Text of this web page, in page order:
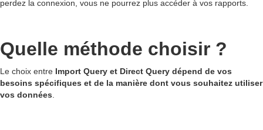
perdez la connexion, vous ne pourrez plus accéder à vos rapports.
Quelle méthode choisir ?
Le choix entre Import Query et Direct Query dépend de vos
besoins spécifiques et de la manière dont vous souhaitez utiliser
vos données